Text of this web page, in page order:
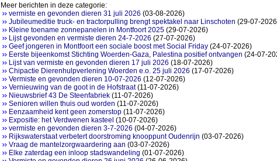
Meer berichten in deze categorie:
vermiste en gevonden dieren 31 juli 2026 (03-08-2026)
Jubileumeditie truck- en tractorpulling brengt spektakel naar Linschoten (29-07-
Kleine toename zonnepanelen in Montfoort 2025(29-07-2026)
Lijst gevonden en vermiste dieren 24-7-2026 (27-07-2026)
Geef jongeren in Montfoort een sociale boost met Social Friday(24-07-2026)
Eerste bijeenkomst Stichting Woerden-Gaza, Palestina positief ontvangen (24-07-
Lijst van vermiste en gevonden dieren 17 juli 2026 (18-07-2026)
Chipactie Dierenhulpverlening Woerden e.o. 25 juli 2026 (17-07-2026)
Vermiste en gevonden dieren 10-07-2026 (12-07-2026)
Vernieuwing van de goot in de Hofstraat(11-07-2026)
Nieuwsbrief 43 De Steenfabriek(11-07-2026)
Senioren willen thuis oud worden (11-07-2026)
Eenzaamheid kent geen zomerstop(11-07-2026)
Expositie: het Verdwenen kasteel (10-07-2026)
vermiste en gevonden dieren 3-7-2026 (04-07-2026)
Rijkswaterstaat verbetert doorstroming knooppunt Oudenrijn (03-07-2026)
Vraag de mantelzorgwaardering aan (03-07-2026)
Elke zaterdag een inloop stadswandeling (01-07-2026)